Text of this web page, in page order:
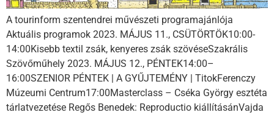
A tourinform szentendrei művészeti programajánlója
Aktuális programok 2023. MÁJUS 11., CSÜTÖRTÖK10:00-
14:00Kisebb textil zsák, kenyeres zsák szövéseSzakrális
Szövőműhely 2023. MÁJUS 12., PÉNTEK14:00–
16:00SZENIOR PÉNTEK | A GYŰJTEMÉNY | TitokFerenczy
Múzeumi Centrum17:00Masterclass – Cséka György esztéta
tárlatvezetése Regős Benedek: Reproductio kiállításánVajda